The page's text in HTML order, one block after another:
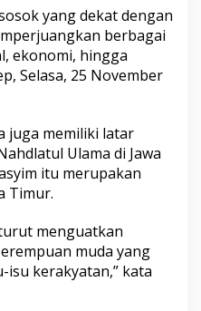
yang dekat dengan
berbagai
ekonomi, hingga
Selasa, 25 November
juga memiliki latar
Ulama di Jawa
itu merupakan
Timur.
menguatkan
muda yang
kerakyatan,” kata